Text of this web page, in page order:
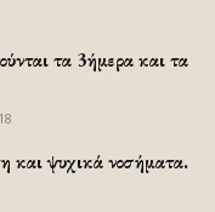
τα 3ήμερα και τα
και ψυχικά νοσήματα.